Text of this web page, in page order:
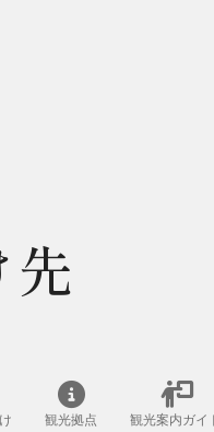
観光拠点 観光案内ガイ